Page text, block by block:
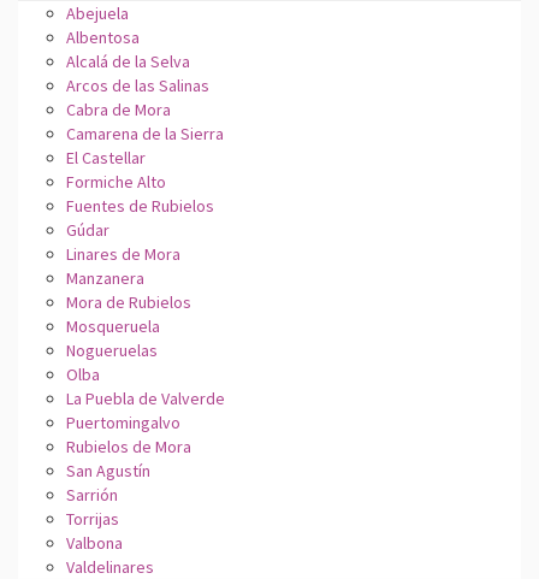
Abejuela
Albentosa
Alcalá de la Selva
Arcos de las Salinas
Cabra de Mora
Camarena de la Sierra
El Castellar
Formiche Alto
Fuentes de Rubielos
Gúdar
Linares de Mora
Manzanera
Mora de Rubielos
Mosqueruela
Nogueruelas
Olba
La Puebla de Valverde
Puertomingalvo
Rubielos de Mora
San Agustín
Sarrión
Torrijas
Valbona
Valdelinares